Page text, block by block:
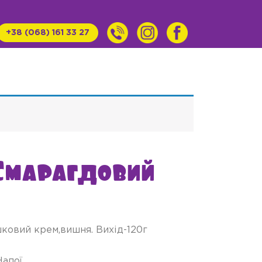
+38 (068) 161 33 27
крем,вишня. Вихід-120г